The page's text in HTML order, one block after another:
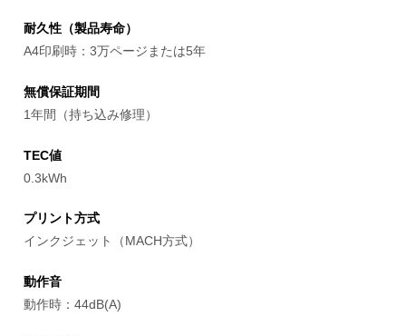
耐久性（製品寿命）
A4印刷時：3万ページまたは5年
無償保証期間
1年間（持ち込み修理）
TEC値
0.3kWh
プリント方式
インクジェット（MACH方式）
動作音
動作時：44dB(A)